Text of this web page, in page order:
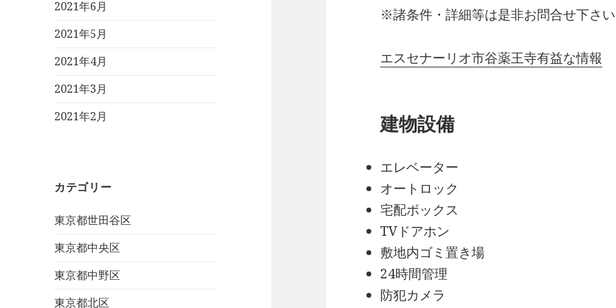
2021年6月
2021年5月
2021年4月
2021年3月
2021年2月
カテゴリー
東京都世田谷区
東京都中央区
東京都中野区
東京都北区
※諸条件・詳細等は是非お問合せ下さ
エスセナーリオ市谷薬王寺有益な情報
建物設備
エレベーター
オートロック
宅配ボックス
TVドアホン
敷地内ゴミ置き場
24時間管理
防犯カメラ